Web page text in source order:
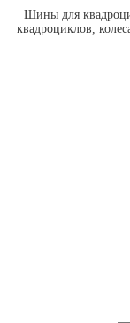
Шины для
квадроциклов,